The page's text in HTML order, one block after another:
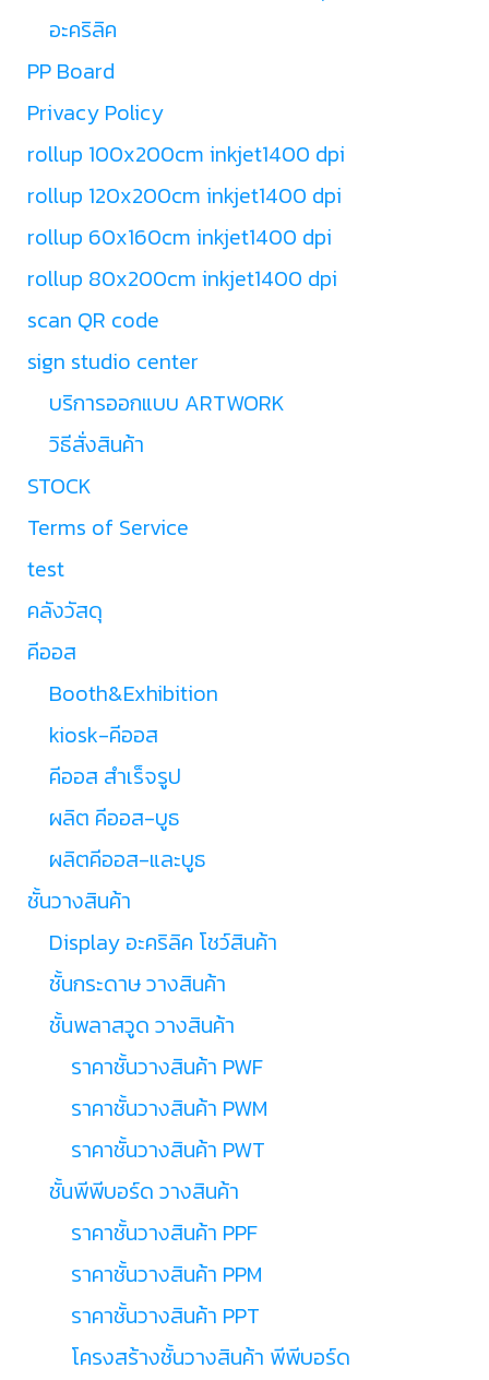
อะคริลิค
PP Board
Privacy Policy
rollup 100x200cm inkjet1400 dpi
rollup 120x200cm inkjet1400 dpi
rollup 60x160cm inkjet1400 dpi
rollup 80x200cm inkjet1400 dpi
scan QR code
sign studio center
บริการออกแบบ ARTWORK
วิธีสั่งสินค้า
STOCK
Terms of Service
test
คลังวัสดุ
คีออส
Booth&Exhibition
kiosk-คีออส
คีออส สำเร็จรูป
ผลิต คีออส-บูธ
ผลิตคีออส-และบูธ
ชั้นวางสินค้า
Display อะคริลิค โชว์สินค้า
ชั้นกระดาษ วางสินค้า
ชั้นพลาสวูด วางสินค้า
ราคาชั้นวางสินค้า PWF
ราคาชั้นวางสินค้า PWM
ราคาชั้นวางสินค้า PWT
ชั้นพีพีบอร์ด วางสินค้า
ราคาชั้นวางสินค้า PPF
ราคาชั้นวางสินค้า PPM
ราคาชั้นวางสินค้า PPT
โครงสร้างชั้นวางสินค้า พีพีบอร์ด